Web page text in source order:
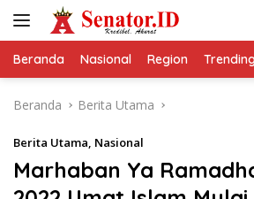
Beranda Nasional Region Trending
Beranda Berita Utama
Berita Utama, Nasional
Marhaban Ya